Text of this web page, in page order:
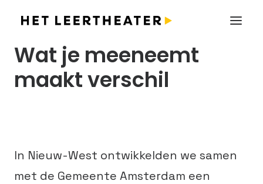
Wat je meeneemt
maakt verschil
In Nieuw-West ontwikkelden we samen
met de Gemeente Amsterdam een